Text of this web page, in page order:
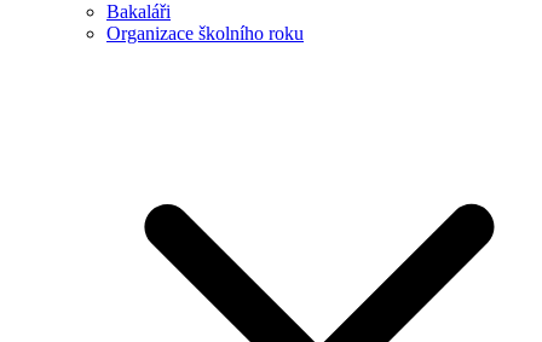
Bakaláři
Organizace školního roku